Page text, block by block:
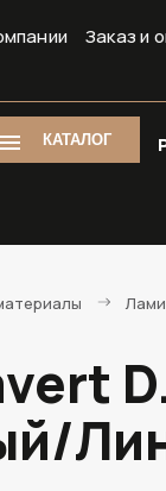
Заказ и
КАТАЛОГ